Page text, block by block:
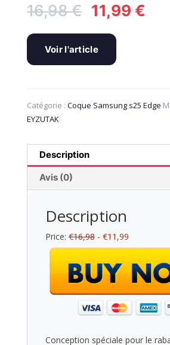
16,98€ Le
prix
initial
était :
16,98 €.
11,99 €Le
Voir l'article
Catégorie : Coque Samsung s25 Edge
EYZUTAK
Description
Avis (0)
Description
Price:€16,98- €11,99
Conception spéciale pour le